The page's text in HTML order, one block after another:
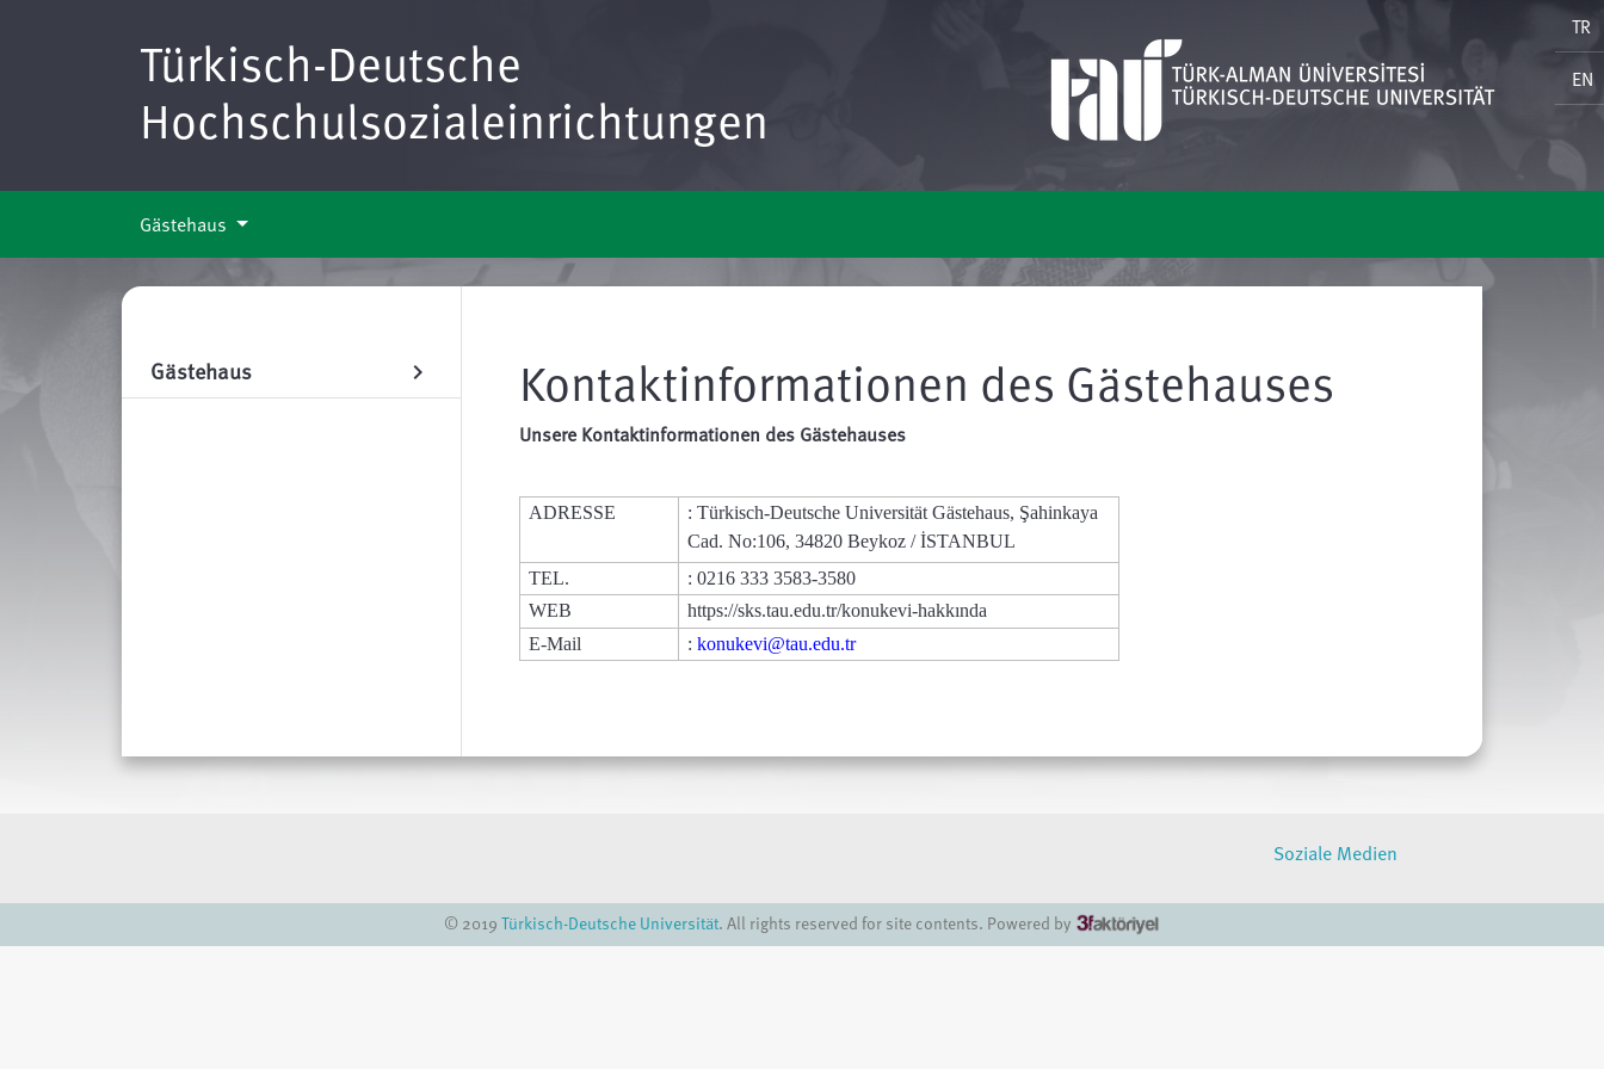
TR
EN
Türkisch-Deutsche
Hochschulsozialeinrichtungen
Gästehaus
Gästehaus chevron_right Kontaktinformationen des Gästehauses
Unsere Kontaktinformationen des Gästehauses
ADRESSE : Türkisch-Deutsche Universität Gästehaus, Şahinkaya
Cad. No:106, 34820 Beykoz / İSTANBUL
TEL.
: 0216 333 3583-3580
WEB
https://sks.tau.edu.tr/konukevi-hakkında
E-Mail
: konukevi@tau.edu.tr
Soziale Medien
© 2019Türkisch-Deutsche Universität. All rights reserved for site contents. Powered by